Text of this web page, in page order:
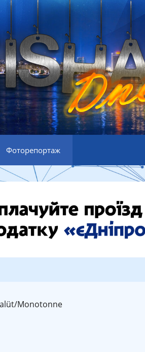
Фоторепортаж
Monotonne